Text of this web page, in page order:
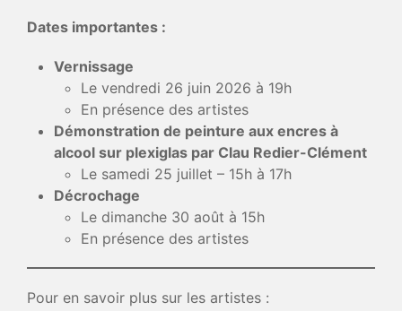
Dates importantes :
Vernissage
Le vendredi 26 juin 2026 à 19h
En présence des artistes
Démonstration de peinture aux encres à
alcool sur plexiglas par Clau Redier-Clément
Le samedi 25 juillet – 15h à 17h
Décrochage
Le dimanche 30 août à 15h
En présence des artistes
Pour en savoir plus sur les artistes :